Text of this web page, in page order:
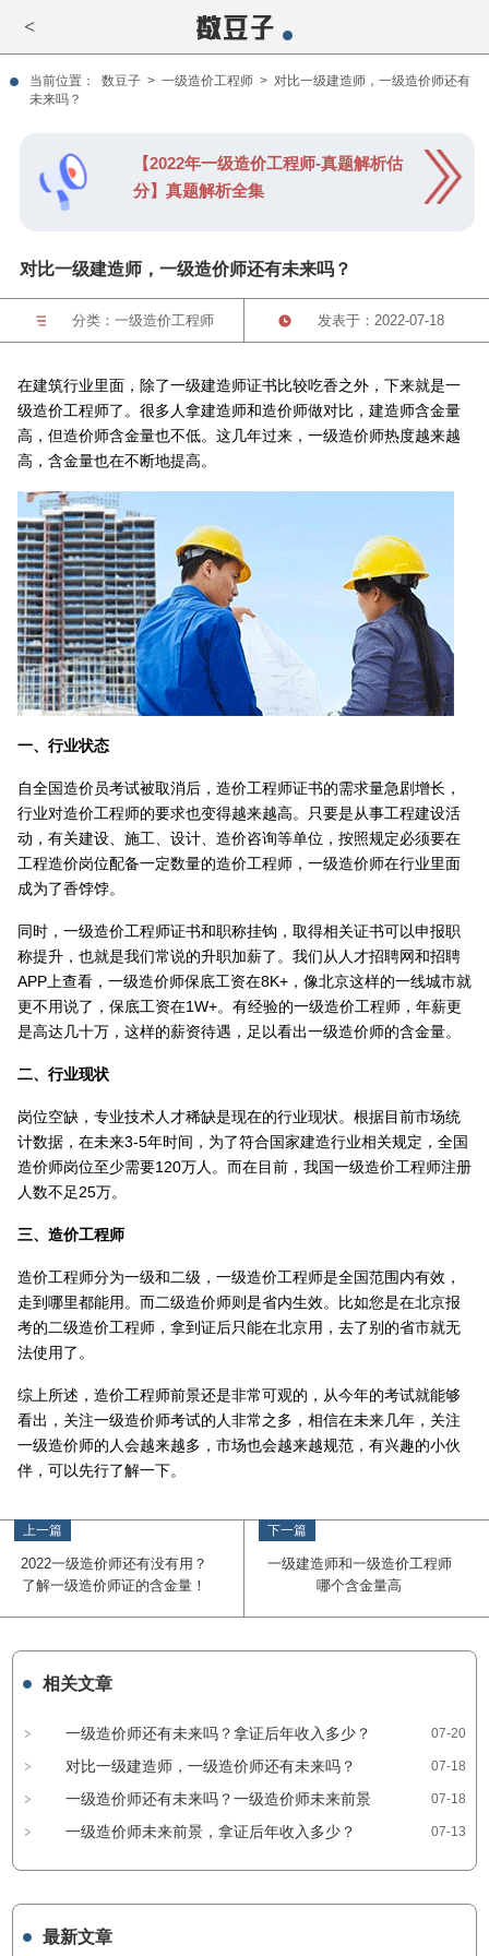
<
当前位置： 数豆子 > 一级造价工程师 > 对比一级建造师，一级造价师还有
未来吗？
【2022年一级造价工程师-真题解析估
分】真题解析全集
对比一级建造师，一级造价师还有未来吗？
分类：一级造价工程师 发表于：2022-07-18
在建筑行业里面，除了一级建造师证书比较吃香之外，下来就是一
级造价工程师了。很多人拿建造师和造价师做对比，建造师含金量
高，但造价师含金量也不低。这几年过来，一级造价师热度越来越
高，含金量也在不断地提高。
一、行业状态
自全国造价员考试被取消后，造价工程师证书的需求量急剧增长，
行业对造价工程师的要求也变得越来越高。只要是从事工程建设活
动，有关建设、施工、设计、造价咨询等单位，按照规定必须要在
工程造价岗位配备一定数量的造价工程师，一级造价师在行业里面
成为了香饽饽。
同时，一级造价工程师证书和职称挂钩，取得相关证书可以申报职
称提升，也就是我们常说的升职加薪了。我们从人才招聘网和招聘
APP上查看，一级造价师保底工资在8K+，像北京这样的一线城市就
更不用说了，保底工资在1W+。有经验的一级造价工程师，年薪更
是高达几十万，这样的薪资待遇，足以看出一级造价师的含金量。
二、行业现状
岗位空缺，专业技术人才稀缺是现在的行业现状。根据目前市场统
计数据，在未来3-5年时间，为了符合国家建造行业相关规定，全国
造价师岗位至少需要120万人。而在目前，我国一级造价工程师注册
人数不足25万。
三、造价工程师
造价工程师分为一级和二级，一级造价工程师是全国范围内有效，
走到哪里都能用。而二级造价师则是省内生效。比如您是在北京报
考的二级造价工程师，拿到证后只能在北京用，去了别的省市就无
法使用了。
综上所述，造价工程师前景还是非常可观的，从今年的考试就能够
看出，关注一级造价师考试的人非常之多，相信在未来几年，关注
一级造价师的人会越来越多，市场也会越来越规范，有兴趣的小伙
伴，可以先行了解一下。
上一篇
2022一级造价师还有没有用？
了解一级造价师证的含金量！
下一篇
一级建造师和一级造价工程师
哪个含金量高
相关文章
一级造价师还有未来吗？拿证后年收入多少？ 07-20
对比一级建造师，一级造价师还有未来吗？ 07-18
一级造价师还有未来吗？一级造价师未来前景 07-18
一级造价师未来前景，拿证后年收入多少？ 07-13
最新文章